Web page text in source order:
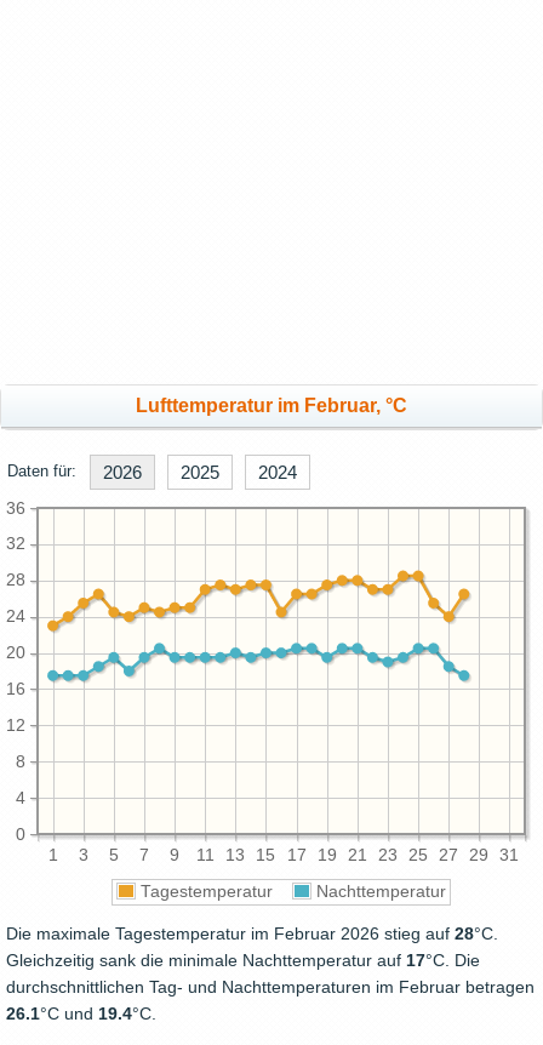
Lufttemperatur im Februar, °C
Daten für: 2026 2025 2024
1 3 5 7 9 11 13 15 17 19 21 23 25 27 29 31
0
4
8
12
16
20
24
28
32
36
Tagestemperatur Nachttemperatur
Die maximale Tagestemperatur im Februar 2026 stieg auf 28°C.
Gleichzeitig sank die minimale Nachttemperatur auf 17°C. Die
durchschnittlichen Tag- und Nachttemperaturen im Februar betragen
26.1°C und 19.4°C.